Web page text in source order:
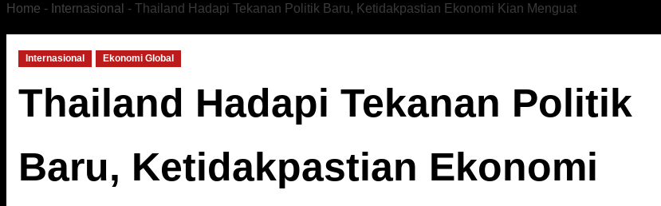
Home - Internasional - Thailand Hadapi Tekanan Politik Baru, Ketidakpastian Ekonomi Kian Menguat
Internasional Ekonomi Global
Thailand Hadapi Tekanan Politik
Baru, Ketidakpastian Ekonomi